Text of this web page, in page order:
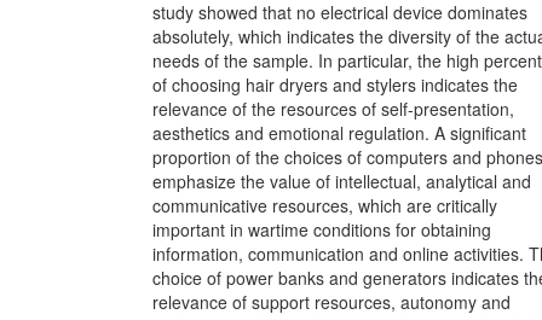
study showed that no electrical device dominates
absolutely, which indicates the diversity of the
needs of the sample. In particular, the high
of choosing hair dryers and stylers indicates the
relevance of the resources of self-presentation,
aesthetics and emotional regulation. A significant
proportion of the choices of computers and phones
emphasize the value of intellectual, analytical and
communicative resources, which are critically
important in wartime conditions for obtaining
information, communication and online activities.
choice of power banks and generators indicates
relevance of support resources, autonomy and